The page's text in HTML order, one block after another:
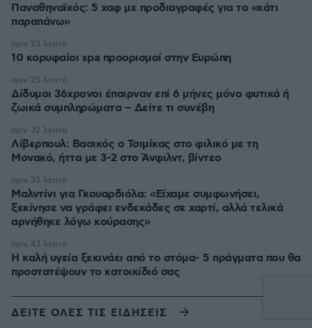
Παναθηναϊκός: 5 χαφ με προδιαγραφές για το «κάτι
παραπάνω»
10 κορυφαίοι spa προορισμοί στην Ευρώπη
πριν 23 λεπτά
Δίδυμοι 36χρονοι έπαιρναν επί 6 μήνες μόνο φυτικά ή
ζωικά συμπληρώματα – Δείτε τι συνέβη
πριν 25 λεπτά
Λίβερπουλ: Βασικός ο Τσιμίκας στο φιλικό με τη
Μονακό, ήττα με 3-2 στο Άνφιλντ, βίντεο
πριν 32 λεπτά
Μαλντίνι για Γκουαρδιόλα: «Είχαμε συμφωνήσει,
ξεκίνησε να γράφει ενδεκάδες σε χαρτί, αλλά τελικά
αρνήθηκε λόγω κούρασης»
πριν 33 λεπτά
Η καλή υγεία ξεκινάει από το στόμα- 5 πράγματα που θα
προστατέψουν το κατοικίδιό σας
πριν 43 λεπτά
ΔΕΙΤΕ ΟΛΕΣ ΤΙΣ ΕΙΔΗΣΕΙΣ